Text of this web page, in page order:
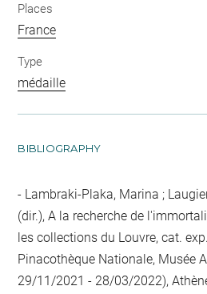
Places
France
Type
médaille
BIBLIOGRAPHY
Lambraki-Plaka, Marina ;
(dir.), A la recherche de
les collections du Louvre, cat.
Pinacothèque Nationale, Musée
29/11/2021 - 28/03/2022),